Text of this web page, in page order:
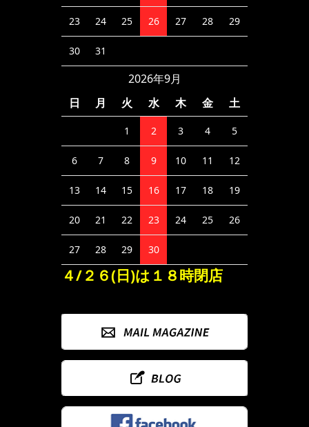
23 24 25 26 27 28 29
30 31
2026年9月
日
月 火 水 木 金 土
1 2 3 4 5
6 7 8 9 10 11 12
13 14 15 16 17 18 19
20 21 22 23 24 25 26
27 28 29 30
４/２６(日)は１８時閉店